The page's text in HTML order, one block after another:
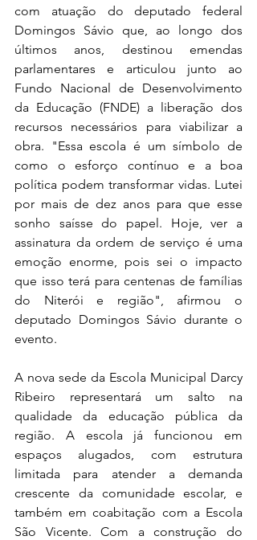
com atuação do deputado federal
Domingos Sávio que, ao longo dos
últimos anos, destinou emendas
parlamentares e articulou junto ao
Fundo Nacional de Desenvolvimento
da Educação (FNDE) a liberação dos
recursos necessários para viabilizar a
obra. "Essa escola é um símbolo de
como o esforço contínuo e a boa
política podem transformar vidas. Lutei
por mais de dez anos para que esse
sonho saísse do papel. Hoje, ver a
assinatura da ordem de serviço é uma
emoção enorme, pois sei o impacto
que isso terá para centenas de famílias
do Niterói e região", afirmou o
deputado Domingos Sávio durante o
evento.
A nova sede da Escola Municipal Darcy
Ribeiro representará um salto na
qualidade da educação pública da
região. A escola já funcionou em
espaços alugados, com estrutura
limitada para atender a demanda
crescente da comunidade escolar, e
também em coabitação com a Escola
São Vicente. Com a construção do